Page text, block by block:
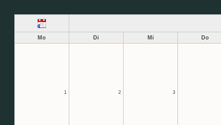
Mo Di Mi Do
1 2 3